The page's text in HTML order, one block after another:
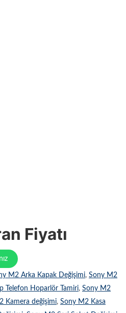
Fiyatı
M2 Arka Kapak Değişimi, Sony M2
Telefon Hoparlör Tamiri, Sony M2
Kamera değişimi, Sony M2 Kasa